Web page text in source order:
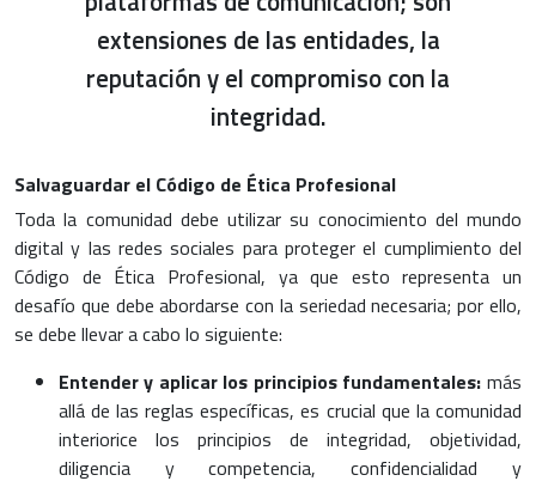
extensiones de las entidades, la
reputación y el compromiso con la
integridad.
Salvaguardar el Código de Ética Profesional
Toda la comunidad debe utilizar su conocimiento del mundo
digital y las redes sociales para proteger el cumplimiento del
Código de Ética Profesional, ya que esto representa un
desafío que debe abordarse con la seriedad necesaria; por ello,
se debe llevar a cabo lo siguiente:
Entender y aplicar los principios fundamentales: más
allá de las reglas específicas, es crucial que la comunidad
interiorice los principios de integridad, objetividad,
diligencia y competencia, confidencialidad y